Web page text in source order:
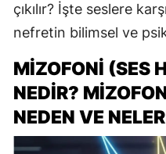
çıkılır? İşte seslere
nefretin bilimsel ve
MIZOFONI (SES
NEDIR?
NEDEN VE